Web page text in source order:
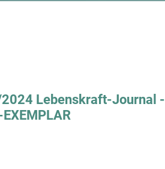
Lebenskraft-Journal -